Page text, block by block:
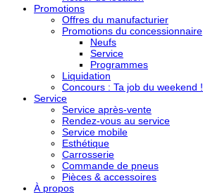
Promotions
Offres du manufacturier
Promotions du concessionnaire
Neufs
Service
Programmes
Liquidation
Concours : Ta job du weekend !
Service
Service après-vente
Rendez-vous au service
Service mobile
Esthétique
Carrosserie
Commande de pneus
Pièces & accessoires
À propos